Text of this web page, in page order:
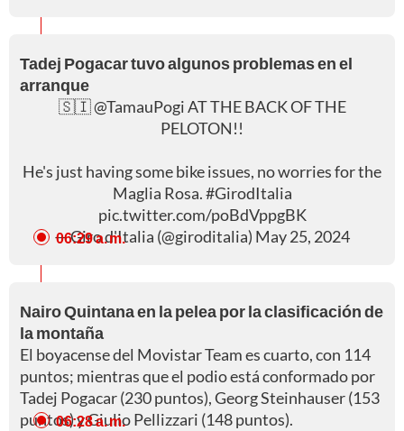
Tadej Pogacar tuvo algunos problemas en el
arranque
🇸🇮@TamauPogiAT THE BACK OF THE
PELOTON!!
He's just having some bike issues, no worries for the
Maglia Rosa.#GirodItalia
pic.twitter.com/poBdVppgBK
— Giro d'Italia (@giroditalia) May 25, 2024
06:29 a. m.
Nairo Quintana en la pelea por la clasificación de
la montaña
El boyacense del Movistar Team es cuarto, con 114
puntos; mientras que el podio está conformado por
Tadej Pogacar (230 puntos), Georg Steinhauser (153
puntos) y Giulio Pellizzari (148 puntos).
06:28 a. m.